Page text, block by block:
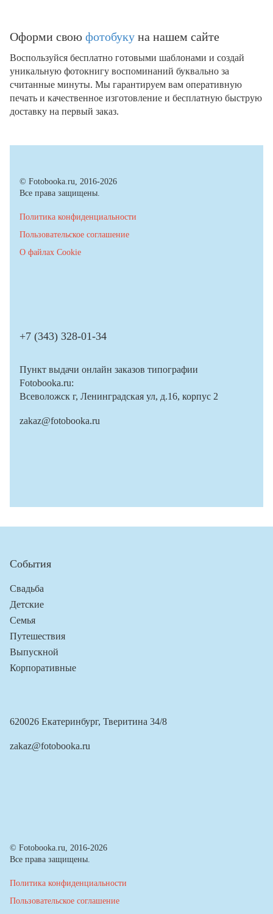
Оформи свою фотобуку на нашем сайте
Воспользуйся бесплатно готовыми шаблонами и создай
уникальную фотокнигу воспоминаний буквально за
считанные минуты. Мы гарантируем вам оперативную
печать и качественное изготовление и бесплатную быструю
доставку на первый заказ.
© Fotobooka.ru, 2016-2026
Все права защищены.
Политика конфиденциальности
Пользовательское соглашение
О файлах Cookie
+7 (343) 328-01-34
Пункт выдачи онлайн заказов типографии
Fotobooka.ru:
Всеволожск г, Ленинградская ул, д.16, корпус 2
zakaz@fotobooka.ru
События
Свадьба
Детские
Семья
Путешествия
Выпускной
Корпоративные
620026 Екатеринбург, Тверитина 34/8
zakaz@fotobooka.ru
© Fotobooka.ru, 2016-2026
Все права защищены.
Политика конфиденциальности
Пользовательское соглашение